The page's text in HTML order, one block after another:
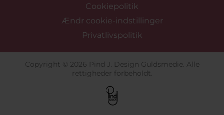
Cookiepolitik
Ændr cookie-indstillinger
Privatlivspolitik
Copyright © 2026 Pind J. Design Guldsmedie. Alle
rettigheder forbeholdt.